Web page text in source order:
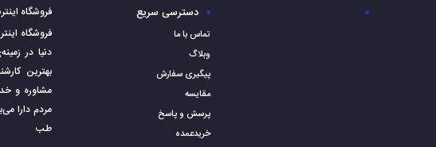
دسترسی سریع
تماس با ما
وبلاگ
پیگیری سفارش
مقایسه
پرسش و پاسخ
خریدعمده
فروشگاه
فروشگاه
دنیا در
بهترین
مشاوره و
مردم دارا
طب